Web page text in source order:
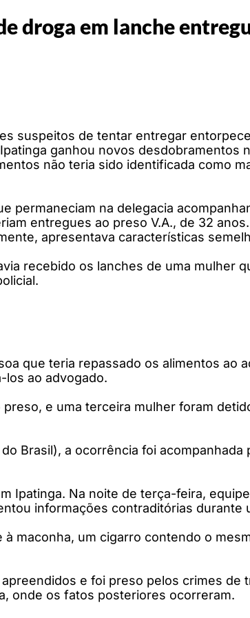
droga em lanche
suspeitos de tentar entregar
ganhou novos desdobramentos
não teria sido identificada como
permaneciam na delegacia
entregues ao preso V.A., de 32
apresentava características
recebido os lanches de uma mulher
que teria repassado os alimentos ao
los ao advogado.
e uma terceira mulher foram
Brasil), a ocorrência foi acompanhada
Ipatinga. Na noite de terça-feira,
informações contraditórias durante
maconha, um cigarro contendo o
e foi preso pelos crimes de
onde os fatos posteriores ocorreram.